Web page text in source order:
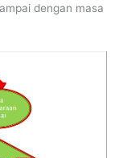
dengan masa